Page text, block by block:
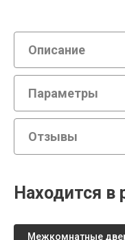
Описание
Параметры
Отзывы
Находится в
Межкомнатные